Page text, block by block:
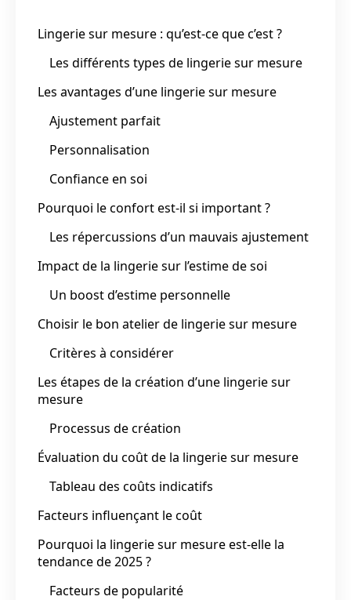
Lingerie sur mesure : qu’est-ce que c’est ?
Les différents types de lingerie sur mesure
Les avantages d’une lingerie sur mesure
Ajustement parfait
Personnalisation
Confiance en soi
Pourquoi le confort est-il si important ?
Les répercussions d’un mauvais ajustement
Impact de la lingerie sur l’estime de soi
Un boost d’estime personnelle
Choisir le bon atelier de lingerie sur mesure
Critères à considérer
Les étapes de la création d’une lingerie sur
mesure
Processus de création
Évaluation du coût de la lingerie sur mesure
Tableau des coûts indicatifs
Facteurs influençant le coût
Pourquoi la lingerie sur mesure est-elle la
tendance de 2025 ?
Facteurs de popularité